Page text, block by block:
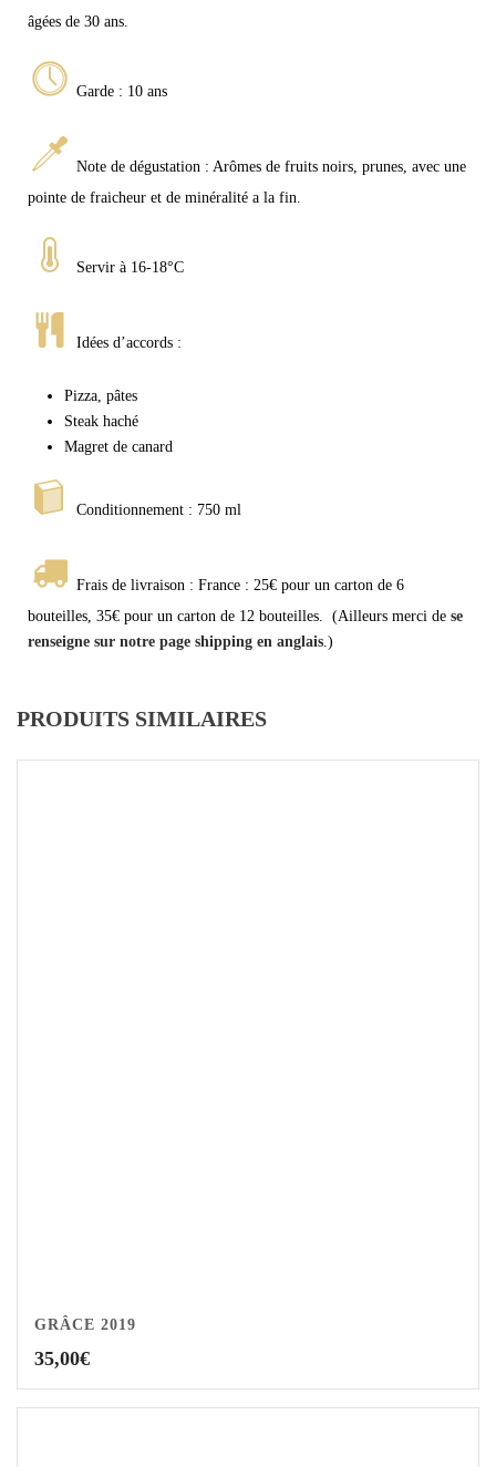
âgées de 30 ans.
Garde : 10 ans
Note de dégustation : Arômes de fruits noirs, prunes, avec une
pointe de fraicheur et de minéralité a la fin.
Servir à 16-18°C
Idées d’accords :
Pizza, pâtes
Steak haché
Magret de canard
Conditionnement : 750 ml
Frais de livraison : France : 25€ pour un carton de 6
bouteilles, 35€ pour un carton de 12 bouteilles. (Ailleurs merci de se
renseigne sur notre page shipping en anglais.)
PRODUITS SIMILAIRES
GRÂCE 2019
35,00€